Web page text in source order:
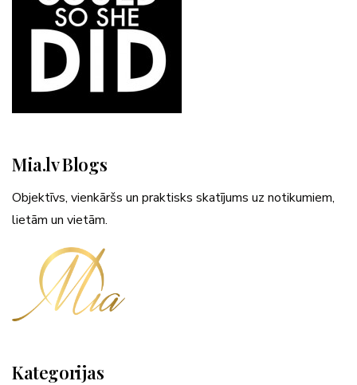
Mia.lv Blogs
Objektīvs, vienkāršs un praktisks skatījums uz notikumiem,
lietām un vietām.
Kategorijas